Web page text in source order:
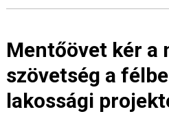
Mentőövet kér a
szövetség a
lakossági